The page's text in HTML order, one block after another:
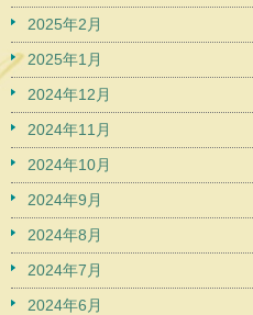
2025年2月
2025年1月
2024年12月
2024年11月
2024年10月
2024年9月
2024年8月
2024年7月
2024年6月